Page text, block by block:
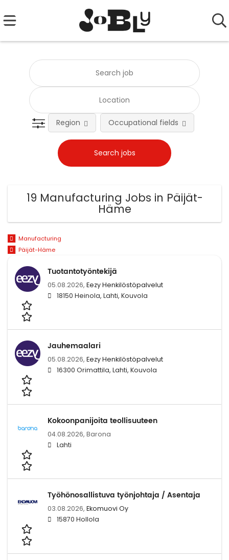
Region Occupational fields
19 Manufacturing Jobs in Päijät-
Häme
Manufacturing
Päijät-Häme
Tuotantotyöntekijä
05.08.2026, Eezy Henkilöstöpalvelut
18150 Heinola, Lahti, Kouvola
Jauhemaalari
05.08.2026, Eezy Henkilöstöpalvelut
16300 Orimattila, Lahti, Kouvola
Kokoonpanijoita teollisuuteen
04.08.2026, Barona
Lahti
Työhönosallistuva työnjohtaja / Asentaja
03.08.2026, Ekomuovi Oy
15870 Hollola